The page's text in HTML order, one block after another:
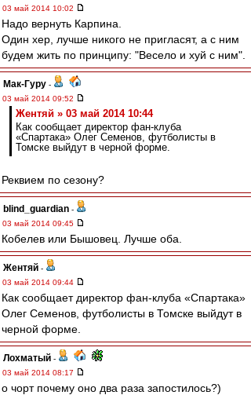
03 май 2014 10:02
Надо вернуть Карпина.
Один хер, лучше никого не пригласят, а с ним
будем жить по принципу: "Весело и хуй с ним".
Мак-Гуру -
03 май 2014 09:52
Жентяй » 03 май 2014 10:44
Как сообщает директор фан-клуба
«Спартака» Олег Семенов, футболисты в
Томске выйдут в черной форме.
Реквием по сезону?
blind_guardian -
03 май 2014 09:45
Кобелев или Бышовец. Лучше оба.
Жентяй -
03 май 2014 09:44
Как сообщает директор фан-клуба «Спартака»
Олег Семенов, футболисты в Томске выйдут в
черной форме.
Лохматый -
03 май 2014 08:17
о чорт почему оно два раза запостилось?)